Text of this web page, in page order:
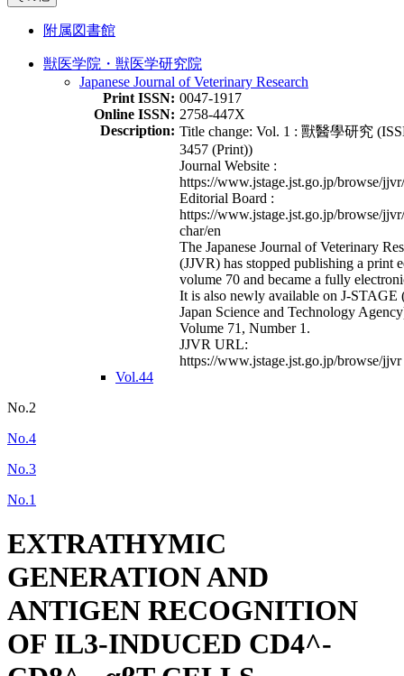
附属図書館
獣医学院・獣医学研究院
Japanese Journal of Veterinary Research
Print ISSN: 0047-1917
Online ISSN: 2758-447X
Description: Title change: Vol. 1 : 獸醫學研究
3457 (Print))
Journal Website :
https://www.jstage.jst.go.jp/browse/
Editorial Board :
https://www.jstage.jst.go.jp/browse/
char/en
The Japanese Journal of Veterinary
(JJVR) has stopped publishing a print
volume 70 and became a fully
It is also newly available on J-STAGE
Japan Science and Technology
Volume 71, Number 1.
JJVR URL:
https://www.jstage.jst.go.jp/browse/jjvr
Vol.44
No.2
No.4
No.3
No.1
EXTRATHYMIC
GENERATION AND
ANTIGEN RECOGNITION
OF IL3-INDUCED CD4^-